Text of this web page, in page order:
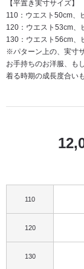
【平置き実寸サイズ】
110：ウエスト50cm、
120：ウエスト53cm、
130：ウエスト56cm、
※パターン上の、実寸
お手持ちのお洋服、も
着る時期の成長度合い
110
120
130